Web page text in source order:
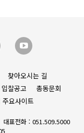
찾아오시는 길
입찰공고
총동문회
주요사이트
대표전화 : 051.509.5000